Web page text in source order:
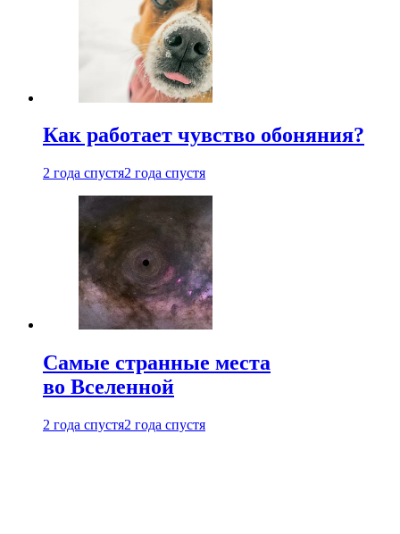
Как работает чувство обоняния?
2 года спустя2 года спустя
Самые странные места
во Вселенной
2 года спустя2 года спустя